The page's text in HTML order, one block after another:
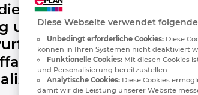
Gelegenheit hat, sich
umzusehen, wird
und den Bau von
den Offshore-
Diese Webseite verwendet folgende
Unbedingt erforderliche Cookies: Diese
können in Ihren Systemen nicht deaktiviert
Funktionelle Cookies: Mit diesen Cookies
und Personalisierung bereitzustellen
Analytische Cookies: Diese Cookies
damit wir die Leistung unserer Website